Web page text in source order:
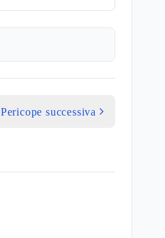
Pericope successiva